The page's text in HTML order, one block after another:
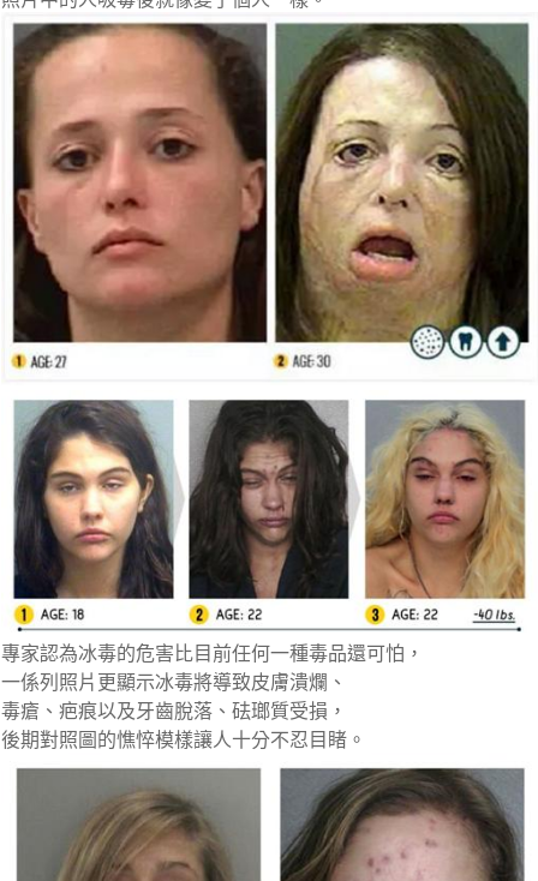
專家認為冰毒的危害比目前任何一種毒品還可怕，
一係列照片更顯示冰毒將導致皮膚潰爛、
毒瘡、疤痕以及牙齒脫落、砝瑯質受損，
後期對照圖的憔悴模樣讓人十分不忍目睹。